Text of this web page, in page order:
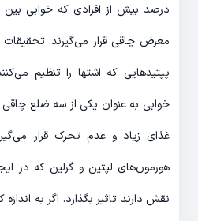
درصد بیش از افرادی که خوابی
معرض چاقی قرار می‌گیرند.
پپتیدهایی که اشتها را تنظیم
خوابی به عنوان یکی از سه ضلع چاقی
غذای زیاد و عدم تحرک قرار
هورمون‌های لپتین و گرلین که در
نقش دارند تاثیر بگذارد. اگر به